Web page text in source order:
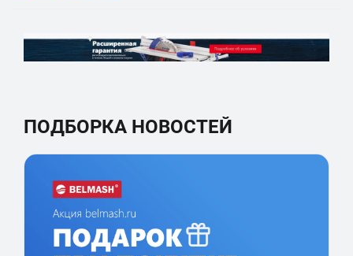
ПОДБОРКА НОВОСТЕЙ